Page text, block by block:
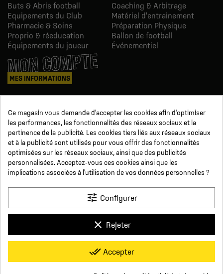
Buts & Abris football
Coaching & Arbitrage
Equipements du Club
Matériel d'entrainement
Pharmacie & Soins
Préparation Physique
Proprio & réeducation
Ballon de football
Équipements du joueur
Événementiel
MON COMPTE
MES INFORMATIONS
Avoirs
Informations
Suivi de commande
Devenez revendeur
NOUS SUIVRE
SUR LES RÉSEAUX
LinkedIn
Conditions générales de vente
Paiement sécurisé
Qui sommes-nous ?
Foire aux Questions
Mentions légales
Click For Foot x
Ce magasin vous demande d'accepter les cookies afin d'optimiser
les performances, les fonctionnalités des réseaux sociaux et la
pertinence de la publicité. Les cookies tiers liés aux réseaux sociaux
et à la publicité sont utilisés pour vous offrir des fonctionnalités
optimisées sur les réseaux sociaux, ainsi que des publicités
personnalisées. Acceptez-vous ces cookies ainsi que les
implications associées à l'utilisation de vos données personnelles ?
tune Configurer
clear Rejeter
done_all Accepter